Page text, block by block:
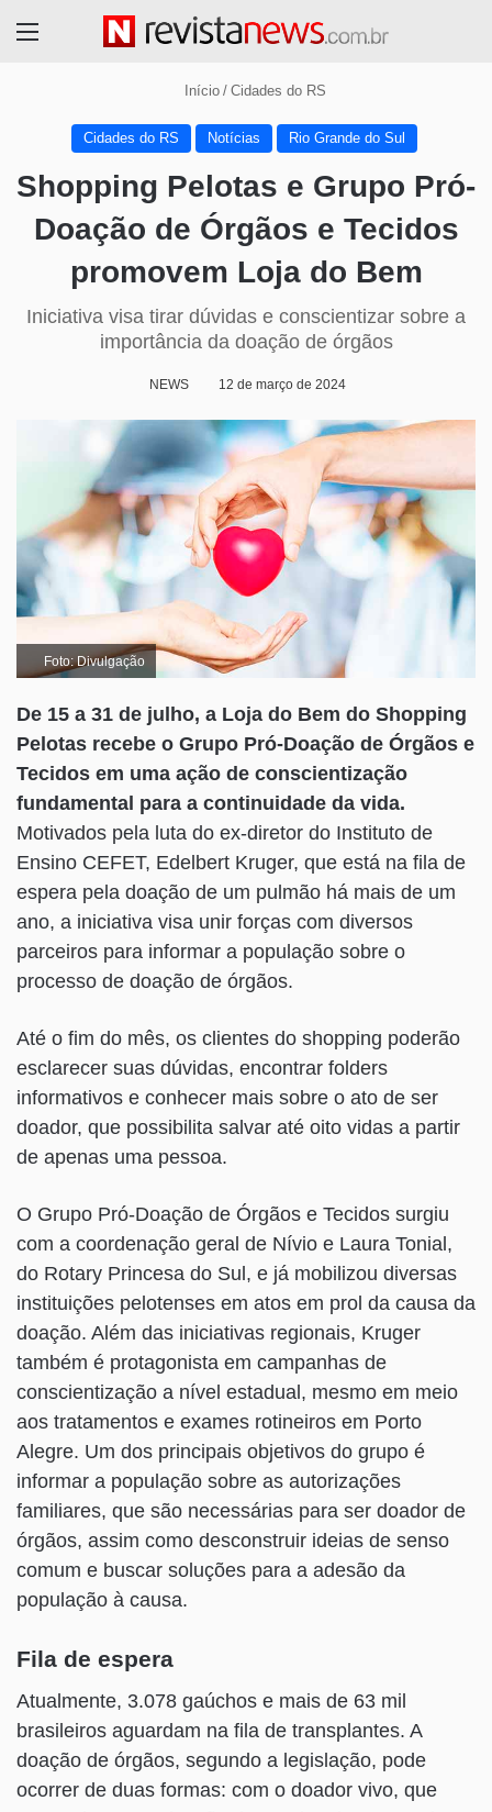
Início / Cidades do RS
Cidades do RS Notícias Rio Grande do Sul
Shopping Pelotas e Grupo Pró-
Doação de Órgãos e Tecidos
promovem Loja do Bem
Iniciativa visa tirar dúvidas e conscientizar sobre a
importância da doação de órgãos
NEWS 12 de março de 2024
Foto: Divulgação
De 15 a 31 de julho, a Loja do Bem do Shopping
Pelotas recebe o Grupo Pró-Doação de Órgãos e
Tecidos em uma ação de conscientização
fundamental para a continuidade da vida.
Motivados pela luta do ex-diretor do Instituto de
Ensino CEFET, Edelbert Kruger, que está na fila de
espera pela doação de um pulmão há mais de um
ano, a iniciativa visa unir forças com diversos
parceiros para informar a população sobre o
processo de doação de órgãos.
Até o fim do mês, os clientes do shopping poderão
esclarecer suas dúvidas, encontrar folders
informativos e conhecer mais sobre o ato de ser
doador, que possibilita salvar até oito vidas a partir
de apenas uma pessoa.
O Grupo Pró-Doação de Órgãos e Tecidos surgiu
com a coordenação geral de Nívio e Laura Tonial,
do Rotary Princesa do Sul, e já mobilizou diversas
instituições pelotenses em atos em prol da causa da
doação. Além das iniciativas regionais, Kruger
também é protagonista em campanhas de
conscientização a nível estadual, mesmo em meio
aos tratamentos e exames rotineiros em Porto
Alegre. Um dos principais objetivos do grupo é
informar a população sobre as autorizações
familiares, que são necessárias para ser doador de
órgãos, assim como desconstruir ideias de senso
comum e buscar soluções para a adesão da
população à causa.
Fila de espera
Atualmente, 3.078 gaúchos e mais de 63 mil
brasileiros aguardam na fila de transplantes. A
doação de órgãos, segundo a legislação, pode
ocorrer de duas formas: com o doador vivo, que